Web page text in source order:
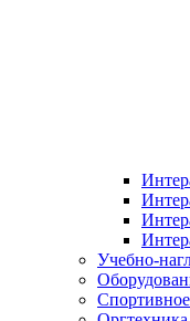
Учебно-